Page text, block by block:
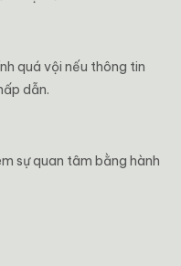
quá vội nếu thông tin
dẫn.
sự quan tâm bằng hành